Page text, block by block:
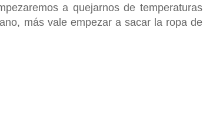
a quejarnos de temperaturas
más vale empezar a sacar la ropa de